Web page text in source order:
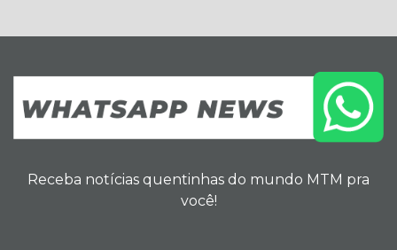
Receba notícias quentinhas do mundo MTM pra
você!